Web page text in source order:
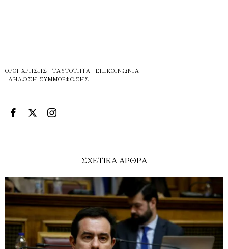
ΌΡΟΙ ΧΡΉΣΗΣ ΤΑΥΤΌΤΗΤΑ
ΕΠΙΚΟΙΝΩΝΊΑ
ΔΉΛΩΣΗ ΣΥΜΜΌΡΦΩΣΗΣ
ΣΧΕΤΙΚΑ ΑΡΘΡΑ